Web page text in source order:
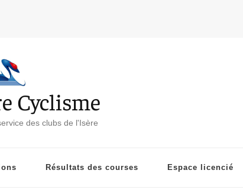
Cyclisme
des clubs de l'Isère
Résultats des courses Espace licencié